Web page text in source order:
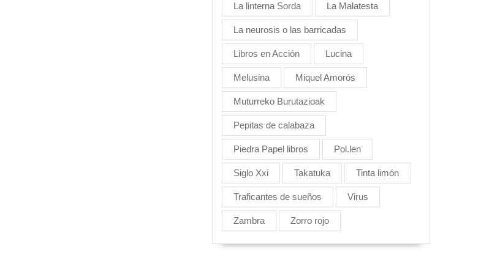
La linterna Sorda La Malatesta
La neurosis o las barricadas
Libros en Acción Lucina
Melusina Miquel Amorós
Muturreko Burutazioak
Pepitas de calabaza
Piedra Papel libros Pol.len
Siglo Xxi Takatuka Tinta limón
Traficantes de sueños Virus
Zambra Zorro rojo